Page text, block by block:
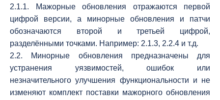
2.1.1. Мажорные обновления отражаются первой
цифрой версии, а минорные обновления и патчи
обозначаются второй и третьей цифрой,
разделёнными точками. Например: 2.1.3, 2.2.4 и т.д.
2.2. Минорные обновления предназначены для
устранения уязвимостей, ошибок или
незначительного улучшения функциональности и не
изменяют комплект поставки мажорного обновления